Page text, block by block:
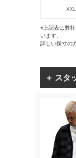
XXL
※上記表は弊
います。
詳しい採寸の
＋ スタ